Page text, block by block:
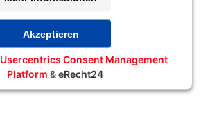
Akzeptieren
Usercentrics Consent Management
Platform &eRecht24